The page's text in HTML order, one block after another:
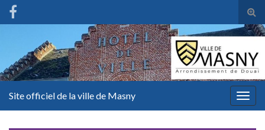
Site officiel de la ville de Masny